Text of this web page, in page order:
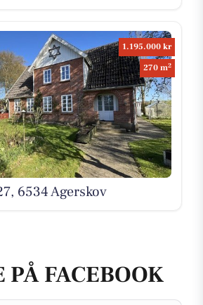
PÅ FACEBOOK
1.195.000 kr
270 m2
6534 Agerskov